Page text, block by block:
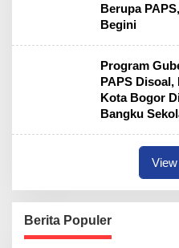
Berupa
Begini
Program
PAPS
Kota Bogor
Bangku
Berita Populer